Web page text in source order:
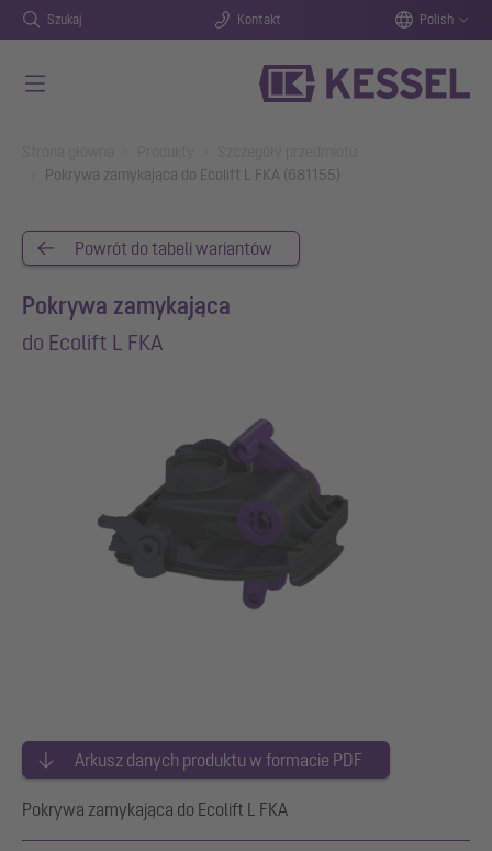
Szukaj Kontakt Polish
Pokrywa zamykająca do Ecolift L FKA (681155)
Powrót do tabeli wariantów
Pokrywa zamykająca
do Ecolift L FKA
Arkusz danych produktu w formacie PDF
Pokrywa zamykająca do Ecolift L FKA